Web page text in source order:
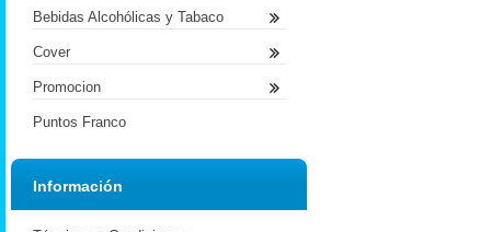
Bebidas Alcohólicas y Tabaco
Cover
Promocion
Puntos Franco
Información